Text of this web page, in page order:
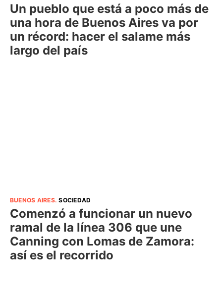
Un pueblo que está a poco más de
una hora de Buenos Aires va por
un récord: hacer el salame más
largo del país
BUENOS AIRES.SOCIEDAD
Comenzó a funcionar un nuevo
ramal de la línea 306 que une
Canning con Lomas de Zamora:
así es el recorrido